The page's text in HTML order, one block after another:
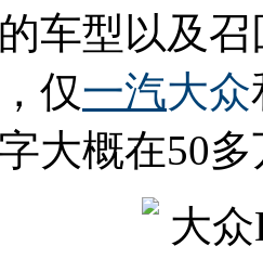
车型以及
仅一汽大众
大概在50